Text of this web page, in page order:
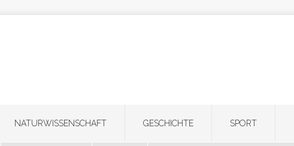
NATURWISSENSCHAFT GESCHICHTE SPORT